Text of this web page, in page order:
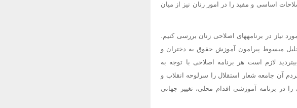
اساسی و مفید را در امور زنان نیز از میان
نیاز در برنامههای اصلاحی زنان بررسی کنیم.
مبسوط پیرامون آموزش حقوق به دختران و
لازم است هر برنامه اصلاحی با توجه به
آن جامعه شعار استقلال را سرلوحه انقلاب و
باشند. در همین رابطه 3 اشکال اساسی را در برنامه آموزشی اقدام محلی، تغییر جهانی